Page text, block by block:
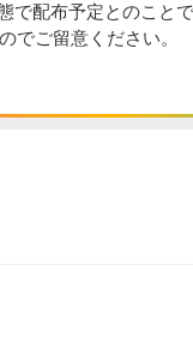
で配布予定とのこと
でご留意ください。